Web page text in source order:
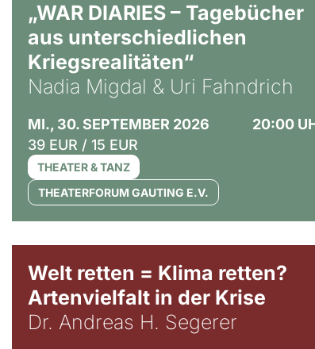
„WAR DIARIES – Tagebücher
aus unterschiedlichen
Kriegsrealitäten“
Nadia Migdal & Uri Fahndrich
MI., 30. SEPTEMBER 2026
20:00
39 EUR / 15 EUR
THEATER & TANZ
THEATERFORUM GAUTING E.V.
Welt retten = Klima retten?
Artenvielfalt in der Krise
Dr. Andreas H. Segerer